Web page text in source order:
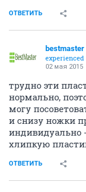
ОТВЕТИТЬ
bestmaster
experienced
02 мая 2015
трудно эти
нормально,
могу
и снизу ножки
индивидуально
хлипкую
ОТВЕТИТЬ